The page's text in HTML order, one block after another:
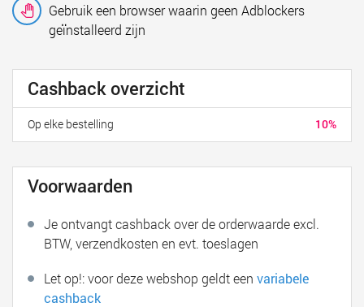
Gebruik een browser waarin geen Adblockers
geïnstalleerd zijn
Cashback overzicht
10%
Op elke bestelling
Voorwaarden
Je ontvangt cashback over de orderwaarde excl.
BTW, verzendkosten en evt. toeslagen
Let op!: voor deze webshop geldt een variabele
cashback